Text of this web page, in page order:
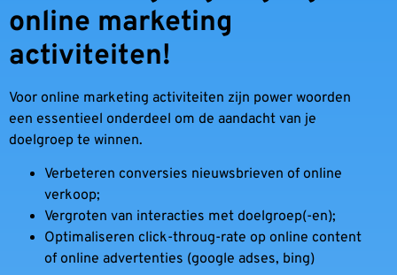
online marketing
activiteiten!
Voor online marketing activiteiten zijn power woorden
een essentieel onderdeel om de aandacht van je
doelgroep te winnen.
Verbeteren conversies nieuwsbrieven of online
verkoop;
Vergroten van interacties met doelgroep(-en);
Optimaliseren click-throug-rate op online content
of online advertenties (google adses, bing)